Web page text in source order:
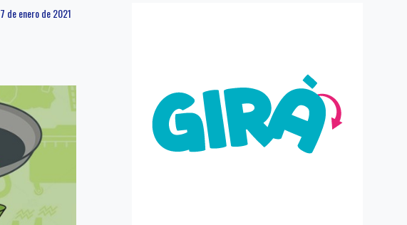
7 de enero de 2021